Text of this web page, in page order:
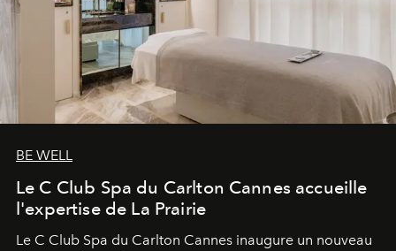
BE WELL
Le C Club Spa du Carlton Cannes accueille
l'expertise de La Prairie
Le C Club Spa du Carlton Cannes inaugure un nouveau